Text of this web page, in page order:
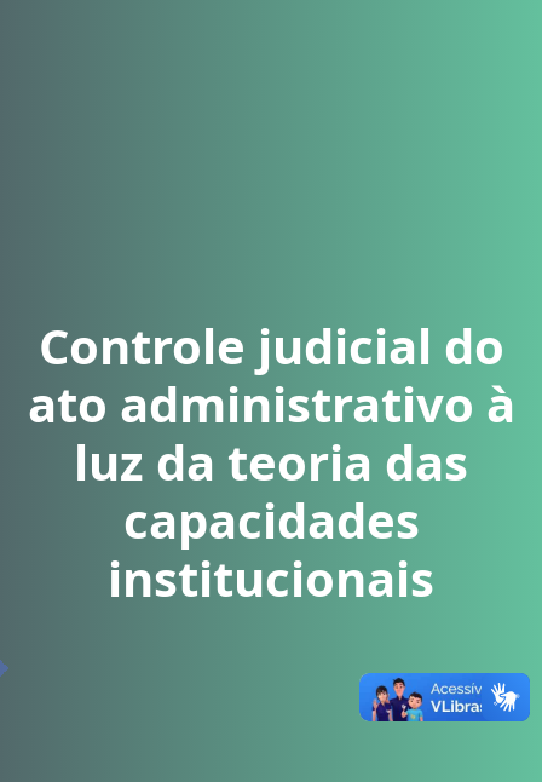
Controle judicial do
ato administrativo à
luz da teoria das
capacidades
institucionais